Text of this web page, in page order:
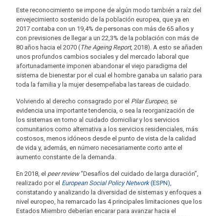
Este reconocimiento se impone de algún modo también a raíz del
envejecimiento sostenido de la población europea, que ya en
2017 contaba con un 19,4% de personas con más de 65 años y
con previsiones de llegar a un 22,3% de la población con más de
80 años hacia el 2070 (The Ageing Report, 2018). A esto se añaden
unos profundos cambios sociales y del mercado laboral que
afortunadamente imponen abandonar el viejo paradigma del
sistema de bienestar por el cual el hombre ganaba un salario para
toda la familia y la mujer desempeñaba las tareas de cuidado.
Volviendo al derecho consagrado por el Pilar Europeo, se
evidencia una importante tendencia, o sea la reorganización de
los sistemas en torno al cuidado domiciliar y los servicios
comunitarios como alternativa a los servicios residenciales, más
costosos, menos idóneos desde el punto de vista de la calidad
de vida y, además, en número necesariamente corto ante el
aumento constante de la demanda.
En 2018, el peer review“Desafíos del cuidado de larga duración”,
realizado por el European Social Policy Network(ESPN),
constatando y analizando la diversidad de sistemas y enfoques a
nivel europeo, ha remarcado las 4 principales limitaciones que los
Estados Miembro deberían encarar para avanzar hacia el